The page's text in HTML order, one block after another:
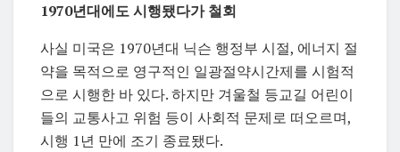
1970년대에도 시행됐다가 철회
사실 미국은 1970년대 닉슨 행정부 시절, 에너지 절
약을 목적으로 영구적인 일광절약시간제를 시험적
으로 시행한 바 있다. 하지만 겨울철 등교길 어린이
들의 교통사고 위험 등이 사회적 문제로 떠오르며,
시행 1년 만에 조기 종료됐다.